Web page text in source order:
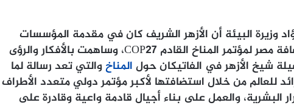
وزيرة البيئة أن الأزهر الشريف كان في مقدمة المؤسسات
التي أظهرت الدعم لاستضافة مصر لمؤتمر المناخ القادم COP27، وساهمت بالأفكار والرؤى
شيخ الأزهر في الفاتيكان حول المناخوالتي تعد رسالة لما
للعالم من خلال استضافتها لأكبر مؤتمر دولي متعدد الأطراف
والعمل على بناء أجيال قادمة واعية وقادرة على